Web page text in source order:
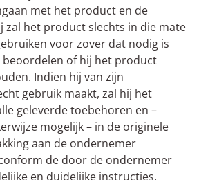
met het product en de
zal het product slechts in die mate
voor zover dat nodig is
beoordelen of hij het product
Indien hij van zijn
gebruik maakt, zal hij het
geleverde toebehoren en –
mogelijk – in de originele
aan de ondernemer
de door de ondernemer
en duidelijke instructies.